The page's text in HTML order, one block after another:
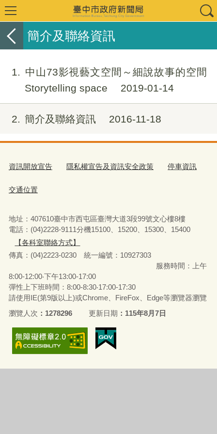
簡介及聯絡資訊
1
中山73影視藝文空間～細說故事的空間
Storytelling space
2019-01-14
2 簡介及聯絡資訊 2016-11-18
資訊開放宣告 隱私權宣告及資訊安全政策 停車資訊
交通位置
地址：407610臺中市西屯區臺灣大道3段99號文心樓8樓
電話：(04)2228-9111分機15100、15200、15300、15400
【各科室聯絡方式】
傳真：(04)2223-0230 統一編號 ： 10927303
服務時間：上午
8:00-12:00‧下午13:00-17:00
彈性上下班時間：8:00-8:30‧17:00-17:30
請使用IE(第9版以上)或Chrome、FireFox、Edge等瀏覽器瀏覽
瀏覽人次
1278296 更新日期 115年8月7日